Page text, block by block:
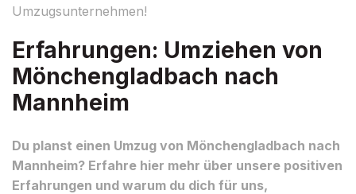
Umzugsunternehmen!
Erfahrungen: Umziehen von
Mönchengladbach nach
Mannheim
Du planst einen Umzug von Mönchengladbach nach
Mannheim? Erfahre hier mehr über unsere positiven
Erfahrungen und warum du dich für uns,